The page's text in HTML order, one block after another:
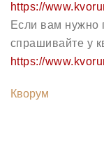
https://
Если вам нужно
спрашивайте у
https://
Кворум